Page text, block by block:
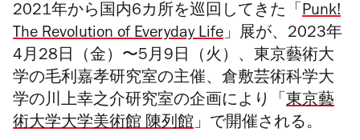
2021年から国内6カ所を巡回してきた「 Punk!
The Revolution of Everyday Life」展が、2023年
4月28日（金）〜5月9日（火）、東京藝術大
学の毛利嘉孝研究室の主催、倉敷芸術科学大
学の川上幸之介研究室の企画により「 東京藝
術大学大学美術館 陳列館」で開催される。